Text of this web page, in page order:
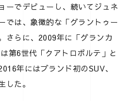
ーでデビューし、続いてジュネ
では、象徴的な「グラントゥー
さらに、2009年に「グランカ
第6世代「クアトロポルテ」と
年にはブランド初のSUV、
した。